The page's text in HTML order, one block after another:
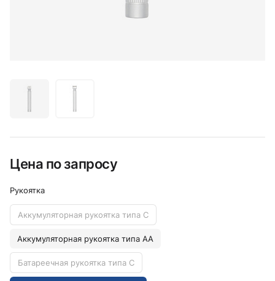
Цена по запросу
Рукоятка
Аккумуляторная рукоятка типа C
Аккумуляторная рукоятка типа AA
Батареечная рукоятка типа C